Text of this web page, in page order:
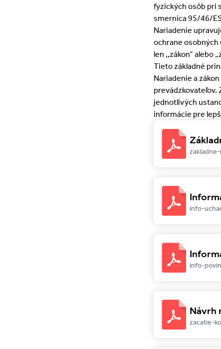
fyzických osôb pri
smernica 95/46/
Nariadenie
ochrane osobných
len ,,zákon“ alebo
Tieto základné
Nariadenie a
prevádzkovateľov.
jednotlivých
informácie pre
info-
info-
Návrh
zacatie-